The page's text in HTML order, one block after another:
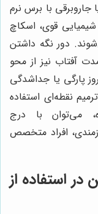
جاروبرقی با برس نرم
قوی، اسکاچ
دور نگه داشتن
آفتاب نیز از محو
پارگی یا جداشدگی
نقطه‌ای استفاده
می‌توان با درج
افراد متخصص
در استفاده از